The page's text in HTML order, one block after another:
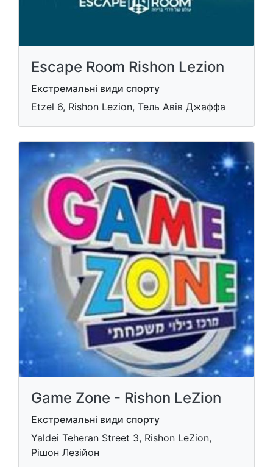
Escape Room Rishon Lezion
Екстремальні види спорту
Etzel 6, Rishon Lezion, Тель Авів Джаффа
Game Zone - Rishon LeZion
Екстремальні види спорту
Yaldei Teheran Street 3, Rishon LeZion,
Рішон Лезійон